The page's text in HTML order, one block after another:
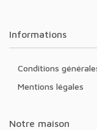
Informations
Conditions
Mentions légales
Notre maison